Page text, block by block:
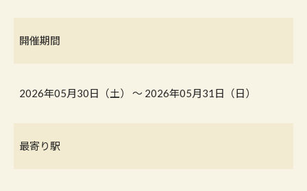
開催期間
2026年05月30日（土） 〜 2026年05月31日（日）
最寄り駅